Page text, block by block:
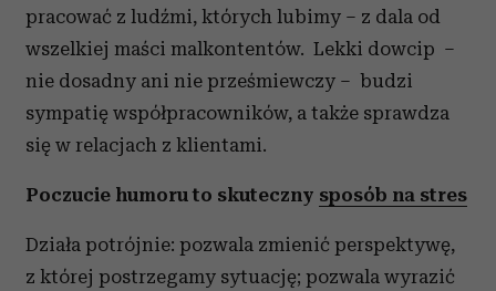
pracować z ludźmi, których lubimy – z dala od
wszelkiej maści malkontentów. Lekki dowcip –
nie dosadny ani nie prześmiewczy – budzi
sympatię współpracowników, a także sprawdza
się w relacjach z klientami.
Poczucie humoru to skuteczny sposób na stres
Działa potrójnie: pozwala zmienić perspektywę,
z której postrzegamy sytuację; pozwala wyrazić